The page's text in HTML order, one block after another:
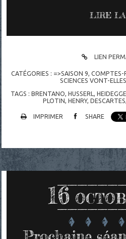
LIRE
LIEN
CATÉGORIES : =>SAISON 9, COMPTES-
SCIENCES VONT-
TAGS : BRENTANO, HUSSERL ,
PLOTIN,HENRY,DESCARTES
IMPRIMER SHARE
16